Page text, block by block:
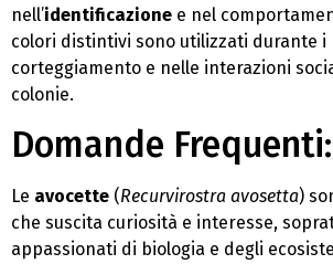
nell’identificazione e nel
colori distintivi sono utilizzati durante i
corteggiamento e nelle interazioni
colonie.
Domande Frequenti:
Le avocette (Recurvirostra avosetta)
che suscita curiosità e interesse,
appassionati di biologia e degli